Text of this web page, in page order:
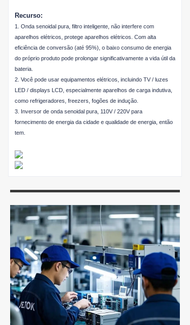
Recurso:
1. Onda senoidal pura, filtro inteligente, não interfere com
aparelhos elétricos, protege aparelhos elétricos. Com alta
eficiência de conversão (até 95%), o baixo consumo de energia
do próprio produto pode prolongar significativamente a vida útil da
bateria.
2. Você pode usar equipamentos elétricos, incluindo TV / luzes
LED / displays LCD, especialmente aparelhos de carga indutiva,
como refrigeradores, freezers, fogões de indução.
3. Inversor de onda senoidal pura, 110V / 220V para
fornecimento de energia da cidade e qualidade de energia, então
tem.